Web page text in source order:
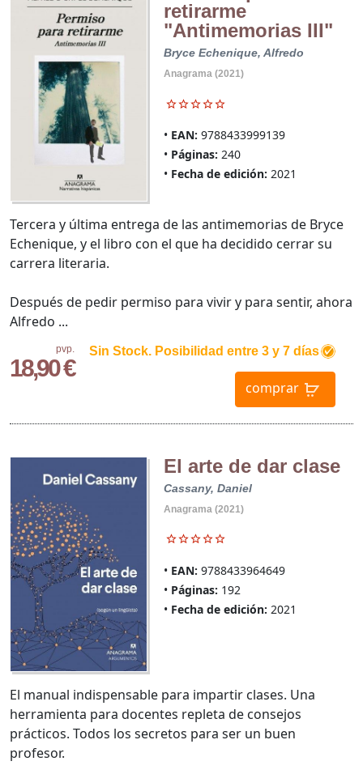
retirarme
"Antimemorias III"
Bryce Echenique, Alfredo
Anagrama (2021)
EAN: 9788433999139
Páginas: 240
Fecha de edición: 2021
pvp.
18,90 €
Sin Stock. Posibilidad entre 3 y 7 días
comprar
Tercera y última entrega de las antimemorias de Bryce
Echenique, y el libro con el que ha decidido cerrar su
carrera literaria.
Después de pedir permiso para vivir y para sentir, ahora
Alfredo ...
El arte de dar clase
Cassany, Daniel
Anagrama (2021)
EAN: 9788433964649
Páginas: 192
Fecha de edición: 2021
El manual indispensable para impartir clases. Una
herramienta para docentes repleta de consejos
prácticos. Todos los secretos para ser un buen
profesor.